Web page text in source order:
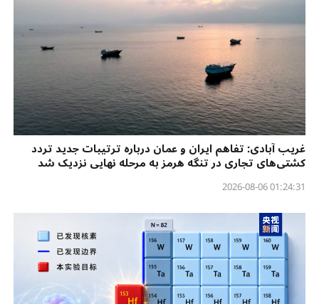
غریب آبادی: تفاهم ایران و عمان درباره ترتیبات جدید تردد
کشتی‌های تجاری در تنگه هرمز به مرحله نهایی نزدیک شد
01:24:31 2026-08-06